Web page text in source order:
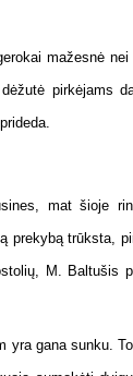
mažesnė
pirkėjams
mat šioje
prekybą trūksta,
M. Baltušis
gana sunku.